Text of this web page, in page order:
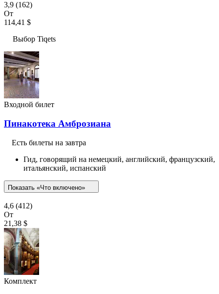
3,9 (162)
От
114,41 $
Выбор Tiqets
Входной билет
Пинакотека Амброзиана
Есть билеты на завтра
Гид, говорящий на немецкий, английский, французский,
итальянский, испанский
Показать «Что включено»
4,6 (412)
От
21,38 $
Комплект